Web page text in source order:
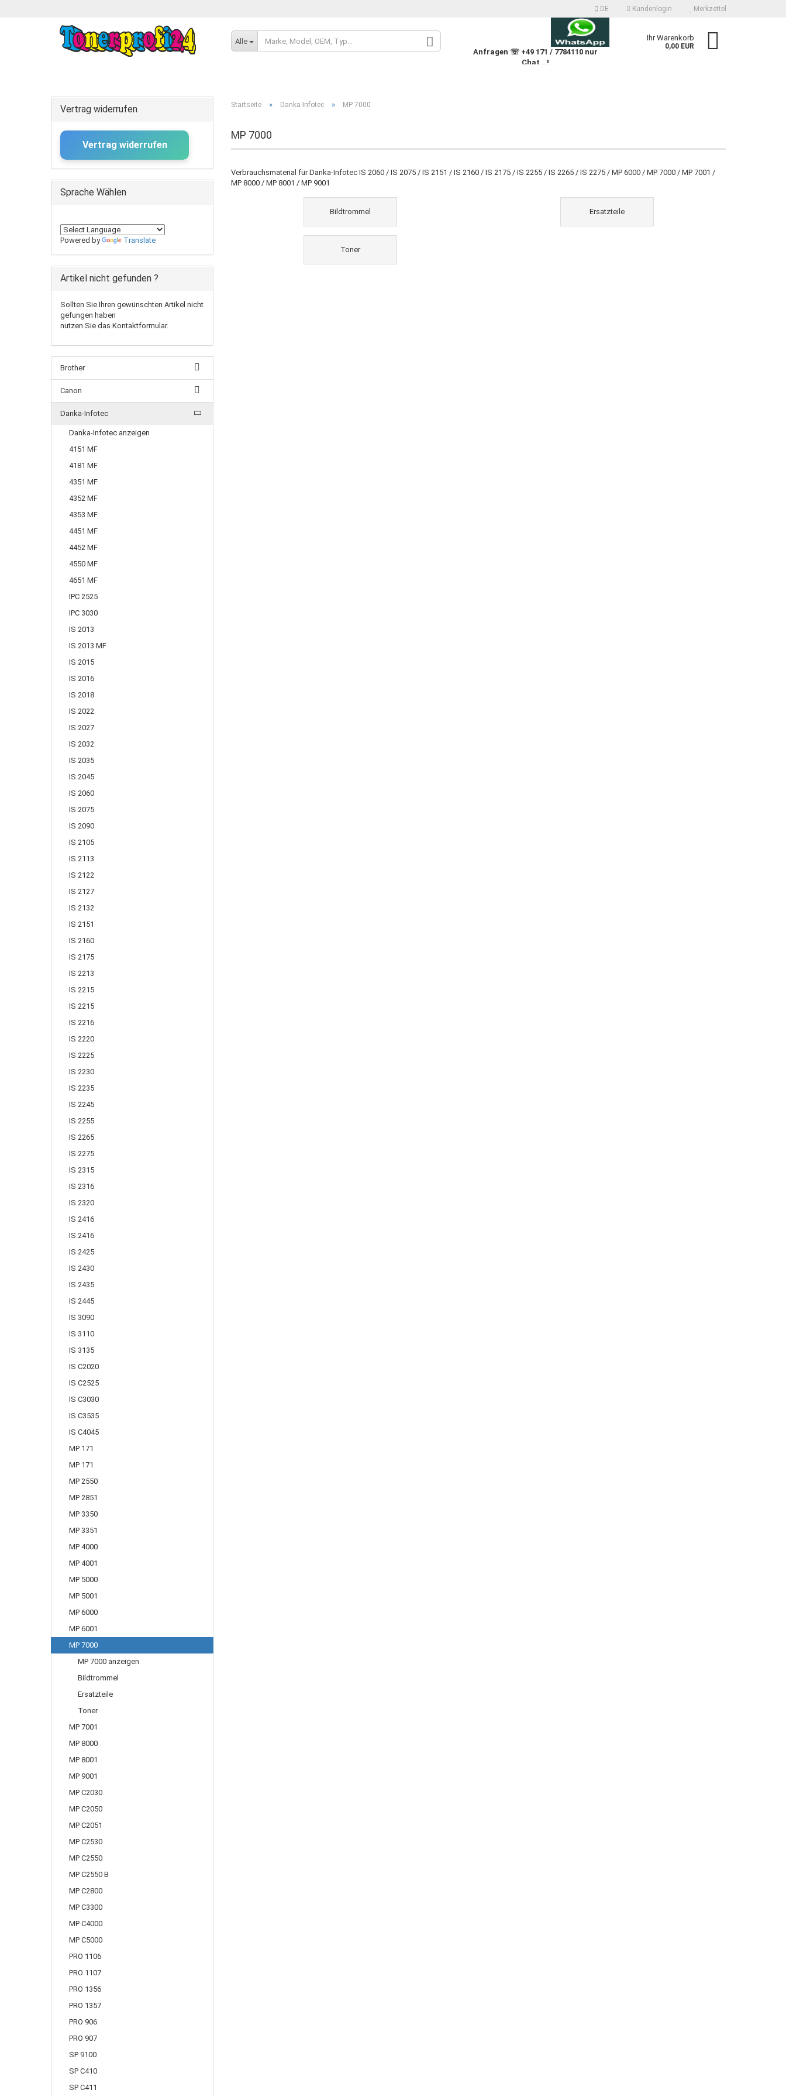
DE Kundenlogin
Konto erstellen
Merkzettel
Alle
Anfragen ☏ +49 171 / 7784110 nur
Chat...!
Ihr Warenkorb
0,00 EUR
Startseite » Danka-Infotec » MP 7000
MP 7000
Verbrauchsmaterial für Danka-Infotec IS 2060 / IS 2075 / IS 2151 / IS 2160 / IS 2175 / IS 2255 / IS 2265 / IS 2275 / MP 6000 / MP 7000 / MP 7001 /
MP 8000 / MP 8001 / MP 9001
Bildtrommel Ersatzteile
Toner
Vertrag widerrufen
Vertrag widerrufen
Sprache Wählen
Powered by Translate
Artikel nicht gefunden ?
Sollten Sie Ihren gewünschten Artikel nicht
gefungen haben
nutzen Sie das Kontaktformular.
Brother
Canon
Danka-Infotec
Danka-Infotec anzeigen
4151 MF
4181 MF
4351 MF
4352 MF
4353 MF
4451 MF
4452 MF
4550 MF
4651 MF
IPC 2525
IPC 3030
IS 2013
IS 2013 MF
IS 2015
IS 2016
IS 2018
IS 2022
IS 2027
IS 2032
IS 2035
IS 2045
IS 2060
IS 2075
IS 2090
IS 2105
IS 2113
IS 2122
IS 2127
IS 2132
IS 2151
IS 2160
IS 2175
IS 2213
IS 2215
IS 2215
IS 2216
IS 2220
IS 2225
IS 2230
IS 2235
IS 2245
IS 2255
IS 2265
IS 2275
IS 2315
IS 2316
IS 2320
IS 2416
IS 2416
IS 2425
IS 2430
IS 2435
IS 2445
IS 3090
IS 3110
IS 3135
IS C2020
IS C2525
IS C3030
IS C3535
IS C4045
MP 171
MP 171
MP 2550
MP 2851
MP 3350
MP 3351
MP 4000
MP 4001
MP 5000
MP 5001
MP 6000
MP 6001
MP 7000
MP 7000 anzeigen
Bildtrommel
Ersatzteile
Toner
MP 7001
MP 8000
MP 8001
MP 9001
MP C2030
MP C2050
MP C2051
MP C2530
MP C2550
MP C2550 B
MP C2800
MP C3300
MP C4000
MP C5000
PRO 1106
PRO 1107
PRO 1356
PRO 1357
PRO 906
PRO 907
SP 9100
SP C410
SP C411